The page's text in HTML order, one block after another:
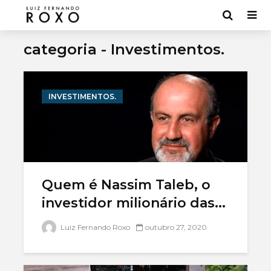
categoria - Investimentos.
INVESTIMENTOS.
Quem é Nassim Taleb, o
investidor milionário das...
Luiz Fernando Roxo outubro 27, 2020
Bancos digitais:
2022]